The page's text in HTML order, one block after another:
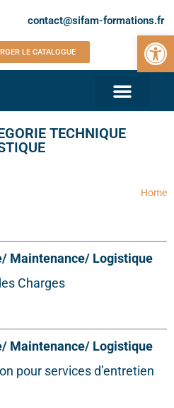
Ouvrir
contact@sifam-formations.fr
LE CATALOGUE
TECHNIQUE
Home
Maintenance/ Logistique
Charges
Maintenance/ Logistique
pour services d’entretien